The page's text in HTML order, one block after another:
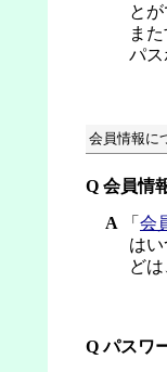
とが
ま
パス
会員情報に
Q 会員情
A 「 会
は
ど
Q パスワ